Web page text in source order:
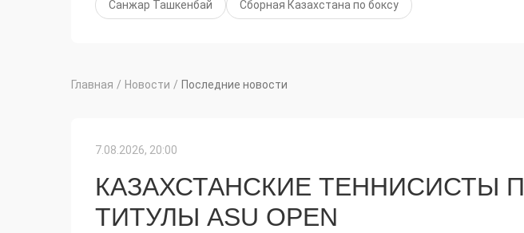
Санжар Ташкенбай Сборная Казахстана по боксу
Главная / Новости / Последние новости
7.08.2026, 20:00
КАЗАХСТАНСКИЕ ТЕННИСИСТЫ
ТИТУЛЫ ASU OPEN